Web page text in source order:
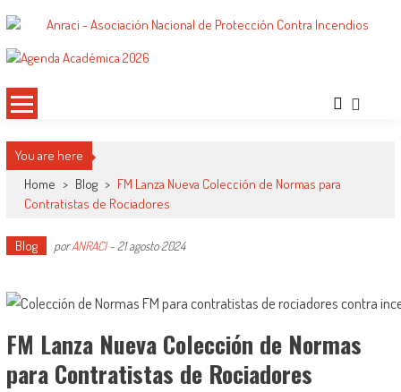
al
contenidoANRACI – Asociación Nacional de
Condiciones de Protección Contra Incendios para Nuestra Sociedad
You are here
Home > Blog > FM Lanza Nueva Colección de Normas para
Contratistas de Rociadores
Blog porANRACI- 21 agosto 2024
FM Lanza Nueva Colección de Normas
para Contratistas de Rociadores